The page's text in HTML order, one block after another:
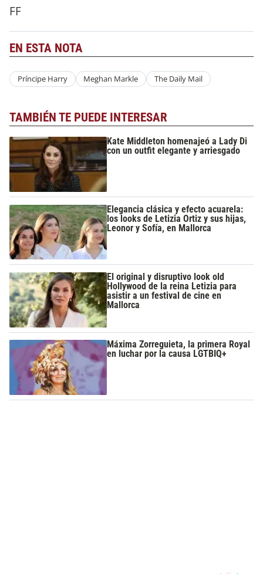
FF
EN ESTA NOTA
Príncipe Harry Meghan Markle The Daily Mail
TAMBIÉN TE PUEDE INTERESAR
Kate Middleton homenajeó a Lady Di
con un outfit elegante y arriesgado
Elegancia clásica y efecto acuarela:
los looks de Letizia Ortiz y sus hijas,
Leonor y Sofía, en Mallorca
El original y disruptivo look old
Hollywood de la reina Letizia para
asistir a un festival de cine en
Mallorca
Máxima Zorreguieta, la primera Royal
en luchar por la causa LGTBIQ+